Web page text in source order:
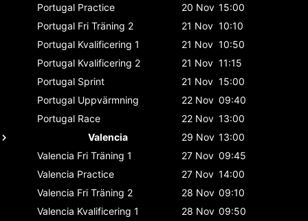
Portugal Practice 20 Nov 15:00
Portugal Fri Träning 2 21 Nov 10:10
Portugal Kvalificering 1 21 Nov 10:50
Portugal Kvalificering 2 21 Nov 11:15
Portugal Sprint 21 Nov 15:00
Portugal Uppvärmning 22 Nov 09:40
Portugal Race 22 Nov 13:00
Valencia
29 Nov 13:00
Valencia Fri Träning 1 27 Nov 09:45
Valencia Practice 27 Nov 14:00
Valencia Fri Träning 2 28 Nov 09:10
Valencia Kvalificering 1 28 Nov 09:50